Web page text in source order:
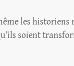
les
soient